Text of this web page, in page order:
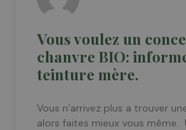
Vous voulez un
chanvre BIO:
teinture mère.
Vous n’arrivez plus a trouver
alors faites mieux vous même.